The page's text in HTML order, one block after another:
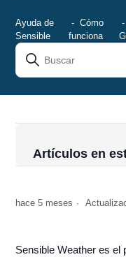
Ayuda de
Sensible
Cómo
funciona
Artículos en
hace 5 meses
Sensible Weather es el